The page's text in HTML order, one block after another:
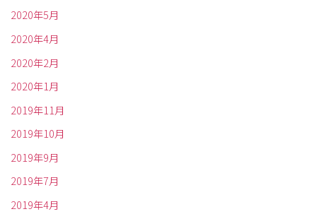
2020年5月
2020年4月
2020年2月
2020年1月
2019年11月
2019年10月
2019年9月
2019年7月
2019年4月